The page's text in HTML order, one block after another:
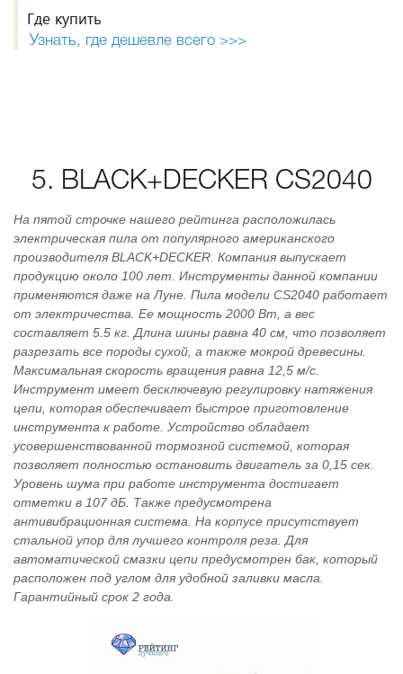
Где купить
Узнать, где дешевле всего >>>
5. BLACK+DECKER CS2040
На пятой строчке нашего рейтинга расположилась
электрическая пила от популярного американского
производителя BLACK+DECKER. Компания выпускает
продукцию около 100 лет. Инструменты данной компании
применяются даже на Луне. Пила модели CS2040 работает
от электричества. Ее мощность 2000 Вт, а вес
составляет 5.5 кг. Длина шины равна 40 см, что позволяет
разрезать все породы сухой, а также мокрой древесины.
Максимальная скорость вращения равна 12,5 м/с.
Инструмент имеет бесключевую регулировку натяжения
цепи, которая обеспечивает быстрое приготовление
инструмента к работе. Устройство обладает
усовершенствованной тормозной системой, которая
позволяет полностью остановить двигатель за 0,15 сек.
Уровень шума при работе инструмента достигает
отметки в 107 дБ. Также предусмотрена
антивибрационная система. На корпусе присутствует
стальной упор для лучшего контроля реза. Для
автоматической смазки цепи предусмотрен бак, который
расположен под углом для удобной заливки масла.
Гарантийный срок 2 года.